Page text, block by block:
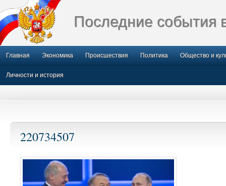
Последние события
Главная Экономика Происшествия Политика Общество и
Личности и история
220734507